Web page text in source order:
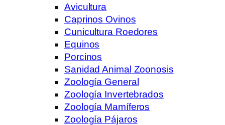
Avicultura
Caprinos Ovinos
Cunicultura Roedores
Equinos
Porcinos
Sanidad Animal Zoonosis
Zoología General
Zoología Invertebrados
Zoología Mamíferos
Zoología Pájaros